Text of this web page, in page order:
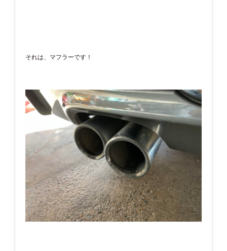
それは、マフラーです！